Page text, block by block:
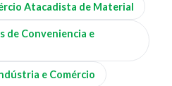
Atacadista de Material
de Conveniencia e
e Comércio